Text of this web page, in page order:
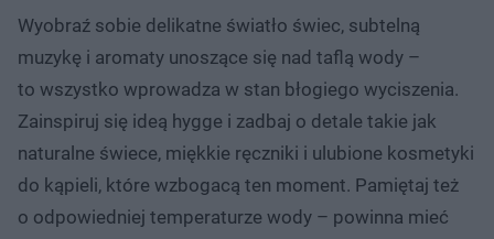
Wyobraź sobie delikatne światło świec, subtelną
muzykę i aromaty unoszące się nad taflą wody –
to wszystko wprowadza w stan błogiego wyciszenia.
Zainspiruj się ideą hygge i zadbaj o detale takie jak
naturalne świece, miękkie ręczniki i ulubione kosmetyki
do kąpieli, które wzbogacą ten moment. Pamiętaj też
o odpowiedniej temperaturze wody – powinna mieć